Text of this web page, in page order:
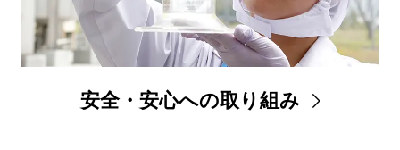
安全・安心への取り組み